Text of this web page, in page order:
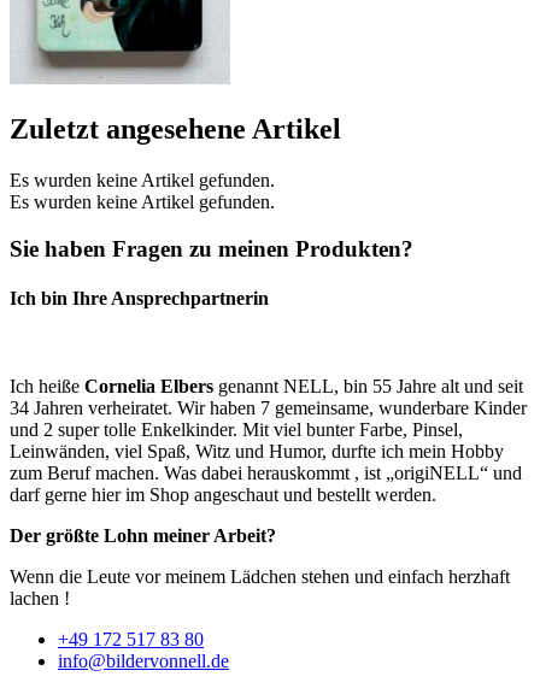
Zuletzt angesehene Artikel
Es wurden keine Artikel gefunden.
Es wurden keine Artikel gefunden.
Sie haben Fragen zu meinen Produkten?
Ich bin Ihre Ansprechpartnerin
Ich heiße Cornelia Elbers genannt NELL, bin 55 Jahre alt und seit
34 Jahren verheiratet. Wir haben 7 gemeinsame, wunderbare Kinder
und 2 super tolle Enkelkinder. Mit viel bunter Farbe, Pinsel,
Leinwänden, viel Spaß, Witz und Humor, durfte ich mein Hobby
zum Beruf machen. Was dabei herauskommt , ist „origiNELL“ und
darf gerne hier im Shop angeschaut und bestellt werden.
Der größte Lohn meiner Arbeit?
Wenn die Leute vor meinem Lädchen stehen und einfach herzhaft
lachen !
+49 172 517 83 80
info@bildervonnell.de